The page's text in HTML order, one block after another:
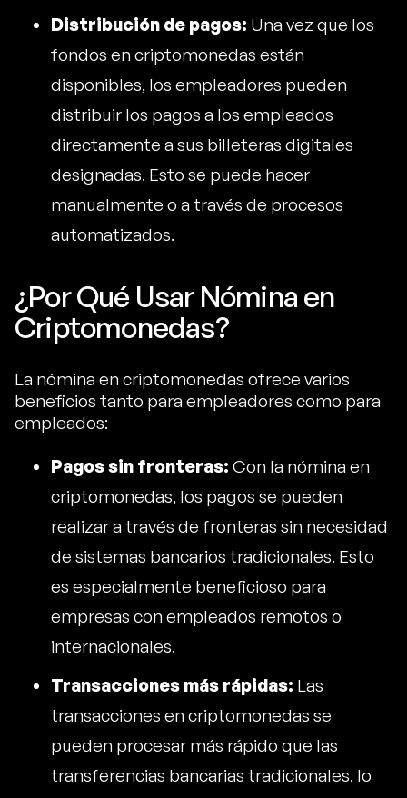
Distribución de pagos: Una vez que los
fondos en criptomonedas están
disponibles, los empleadores pueden
distribuir los pagos a los empleados
directamente a sus billeteras digitales
designadas. Esto se puede hacer
manualmente o a través de procesos
automatizados.
¿Por Qué Usar Nómina en
Criptomonedas?
La nómina en criptomonedas ofrece varios
beneficios tanto para empleadores como para
empleados:
Pagos sin fronteras: Con la nómina en
criptomonedas, los pagos se pueden
realizar a través de fronteras sin necesidad
de sistemas bancarios tradicionales. Esto
es especialmente beneficioso para
empresas con empleados remotos o
internacionales.
Transacciones más rápidas: Las
transacciones en criptomonedas se
pueden procesar más rápido que las
transferencias bancarias tradicionales, lo